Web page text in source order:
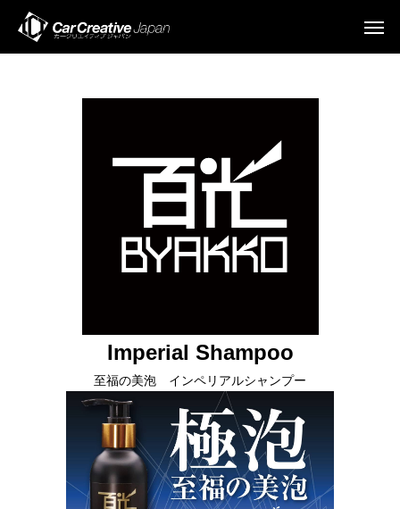
Imperial Shampoo
至福の美泡 インペリアルシャンプー